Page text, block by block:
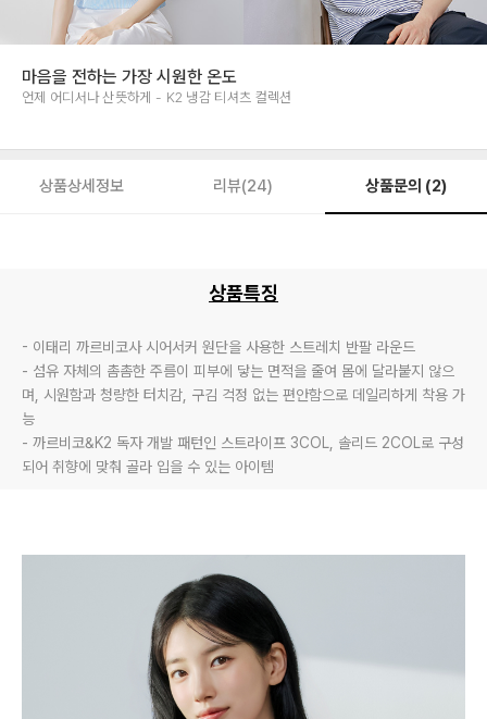
마음을 전하는 가장 시원한 온도
언제 어디서나 산뜻하게 - K2 냉감 티셔츠 컬렉션
상품상세정보 리뷰(24) 상품문의 (2)
상품특징
- 이태리 까르비코사 시어서커 원단을 사용한 스트레치 반팔 라운드
- 섬유 자체의 촘촘한 주름이 피부에 닿는 면적을 줄여 몸에 달라붙지 않으
며, 시원함과 청량한 터치감, 구김 걱정 없는 편안함으로 데일리하게 착용 가
능
- 까르비코&K2 독자 개발 패턴인 스트라이프 3COL, 솔리드 2COL로 구성
되어 취향에 맞춰 골라 입을 수 있는 아이템